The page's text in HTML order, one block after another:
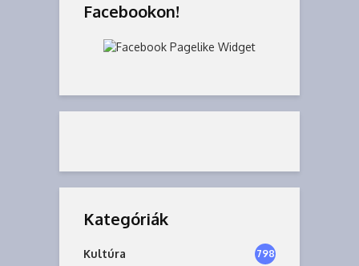
Facebookon!
Kategóriák
Kultúra 798